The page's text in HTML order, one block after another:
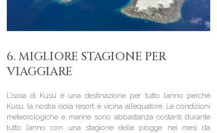
6. MIGLIORE STAGIONE PER
VIAGGIARE
L’isola di Kusu è una destinazione per tutto l’anno perché
Kusu, la nostra isola resort, è vicina all’equatore. Le condizioni
meteorologiche e marine sono abbastanza costanti durante
tutto l’anno con una stagione delle piogge nei mesi da